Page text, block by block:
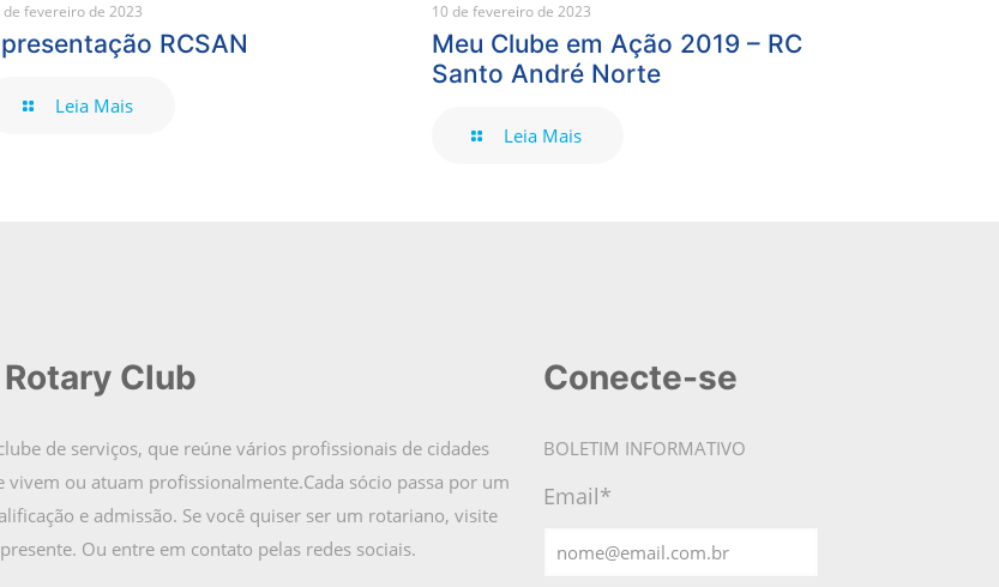
de fevereiro de 2023
RCSAN
Leia Mais
10 de fevereiro de 2023
Meu Clube em Ação 2019 – RC
Santo André Norte
Leia Mais
Club
de serviços, que reúne vários profissionais de cidades
vivem ou atuam profissionalmente.Cada sócio passa por um
e admissão. Se você quiser ser um rotariano, visite
Ou entre em contato pelas redes sociais.
Conecte-se
BOLETIM INFORMATIVO
Email*